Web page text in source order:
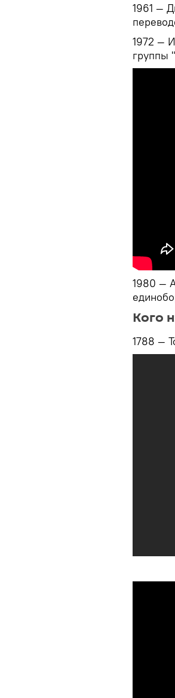
1961 —
1972 —
группы
1980 —
Кого
1788 —